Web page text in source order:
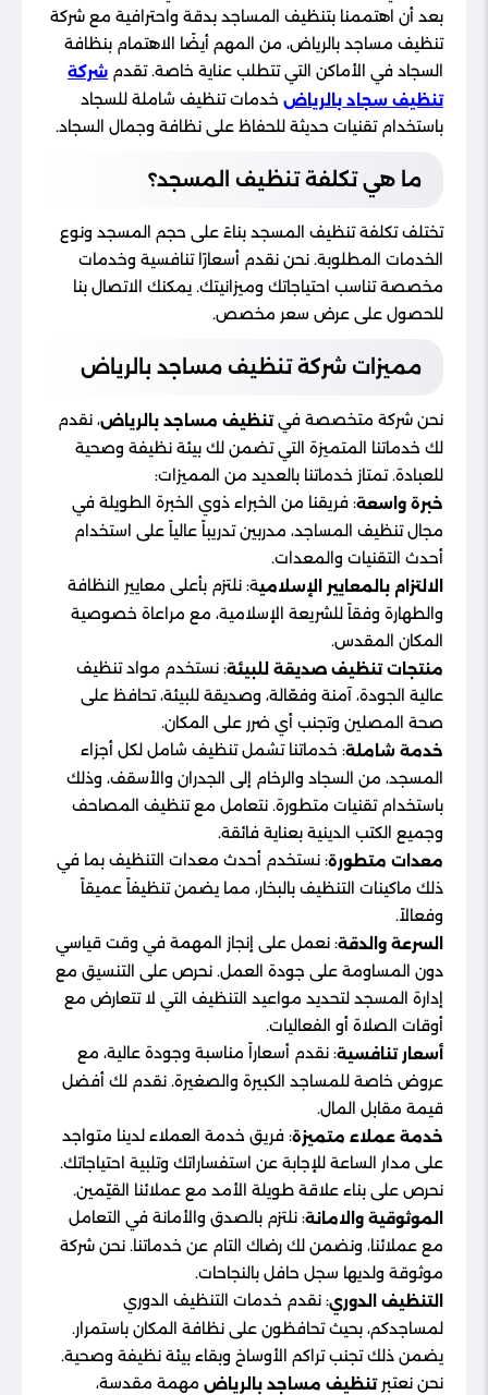
بعد أن اهتممنا بتنظيف المساجد بدقة واحترافية مع شركة
تنظيف مساجد بالرياض، من المهم أيضًا الاهتمام بنظافة
السجاد في الأماكن التي تتطلب عناية خاصة. تقدم شركة
تنظيف سجاد بالرياض خدمات تنظيف شاملة للسجاد
باستخدام تقنيات حديثة للحفاظ على نظافة وجمال السجاد.
ما هي تكلفة تنظيف المسجد؟
تختلف تكلفة تنظيف المسجد بناءً على حجم المسجد ونوع
الخدمات المطلوبة. نحن نقدم أسعارًا تنافسية وخدمات
مخصصة تناسب احتياجاتك وميزانيتك. يمكنك الاتصال بنا
للحصول على عرض سعر مخصص.
مميزات شركة تنظيف مساجد بالرياض
نحن شركة متخصصة فيتنظيف مساجد بالرياض، نقدم
لك خدماتنا المتميزة التي تضمن لك بيئة نظيفة وصحية
للعبادة. تمتاز خدماتنا بالعديد من المميزات:
خبرة واسعة: فريقنا من الخبراء ذوي الخبرة الطويلة في
مجال تنظيف المساجد، مدربين تدريباً عالياً على استخدام
أحدث التقنيات والمعدات.
الالتزام بالمعايير الإسلامية: نلتزم بأعلى معايير النظافة
والطهارة وفقاً للشريعة الإسلامية، مع مراعاة خصوصية
المكان المقدس.
منتجات تنظيف صديقة للبيئة: نستخدم مواد تنظيف
عالية الجودة، آمنة وفعّالة، وصديقة للبيئة، تحافظ على
صحة المصلين وتجنب أي ضرر على المكان.
خدمة شاملة: خدماتنا تشمل تنظيف شامل لكل أجزاء
المسجد، من السجاد والرخام إلى الجدران والأسقف، وذلك
باستخدام تقنيات متطورة. نتعامل مع تنظيف المصاحف
وجميع الكتب الدينية بعناية فائقة.
معدات متطورة: نستخدم أحدث معدات التنظيف بما في
ذلك ماكينات التنظيف بالبخار، مما يضمن تنظيفاً عميقاً
وفعالاً.
السرعة والدقة: نعمل على إنجاز المهمة في وقت قياسي
دون المساومة على جودة العمل. نحرص على التنسيق مع
إدارة المسجد لتحديد مواعيد التنظيف التي لا تتعارض مع
أوقات الصلاة أو الفعاليات.
أسعار تنافسية: نقدم أسعاراً مناسبة وجودة عالية، مع
عروض خاصة للمساجد الكبيرة والصغيرة. نقدم لك أفضل
قيمة مقابل المال.
خدمة عملاء متميزة: فريق خدمة العملاء لدينا متواجد
على مدار الساعة للإجابة عن استفساراتك وتلبية احتياجاتك.
نحرص على بناء علاقة طويلة الأمد مع عملائنا القيّمين.
الموثوقية والامانة: نلتزم بالصدق والأمانة في التعامل
مع عملائنا، ونضمن لك رضاك التام عن خدماتنا. نحن شركة
موثوقة ولديها سجل حافل بالنجاحات.
التنظيف الدوري: نقدم خدمات التنظيف الدوري
لمساجدكم، بحيث تحافظون على نظافة المكان باستمرار.
يضمن ذلك تجنب تراكم الأوساخ وبقاء بيئة نظيفة وصحية.
نحن نعتبرتنظيف مساجد بالرياض مهمة مقدسة،